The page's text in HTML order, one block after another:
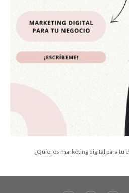
¿Quieres marketing digital para tu